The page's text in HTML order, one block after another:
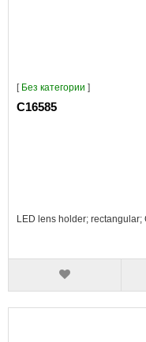
[ Без категории ]
C16585
LED lens holder; rectangular;